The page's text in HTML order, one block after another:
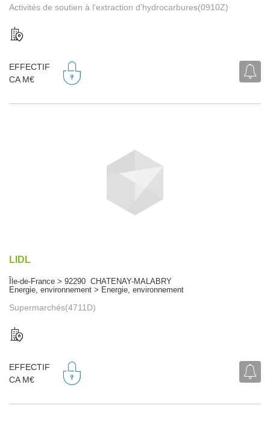
Activités de soutien à l'extraction d'hydrocarbures(0910Z)
EFFECTIF
CA M€
LIDL
Île-de-France > 92290 CHATENAY-MALABRY
Energie, environnement > Energie, environnement
Supermarchés(4711D)
EFFECTIF
CA M€